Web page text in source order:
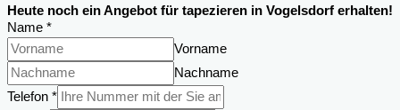
Heute noch ein Angebot für tapezieren in Vogelsdorf erhalten!
Name *
Vorname
Nachname
Telefon *